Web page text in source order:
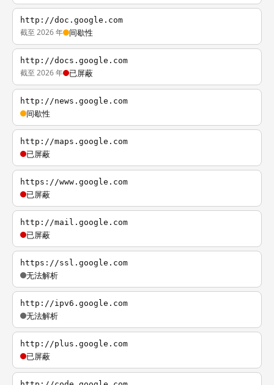
http://doc.google.com
截至 2026 年 间歇性
http://docs.google.com
截至 2026 年 已屏蔽
http://news.google.com
间歇性
http://maps.google.com
已屏蔽
https://www.google.com
已屏蔽
http://mail.google.com
已屏蔽
https://ssl.google.com
无法解析
http://ipv6.google.com
无法解析
http://plus.google.com
已屏蔽